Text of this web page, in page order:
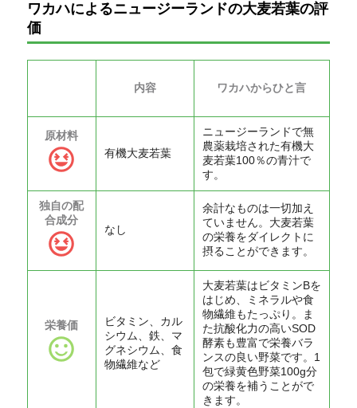
ワカハによるニュージーランドの大麦若葉の評
価
内容 ワカハからひと言
原材料
有機大麦若葉
ニュージーランドで無
農薬栽培された有機大
麦若葉100％の青汁で
す。
独自の配
合成分
なし
余計なものは一切加え
ていません。大麦若葉
の栄養をダイレクトに
摂ることができます。
栄養価
ビタミン、カル
シウム、鉄、マ
グネシウム、食
物繊維など
大麦若葉はビタミンBを
はじめ、ミネラルや食
物繊維もたっぷり。ま
た抗酸化力の高いSOD
酵素も豊富で栄養バラ
ンスの良い野菜です。1
包で緑黄色野菜100g分
の栄養を補うことがで
きます。